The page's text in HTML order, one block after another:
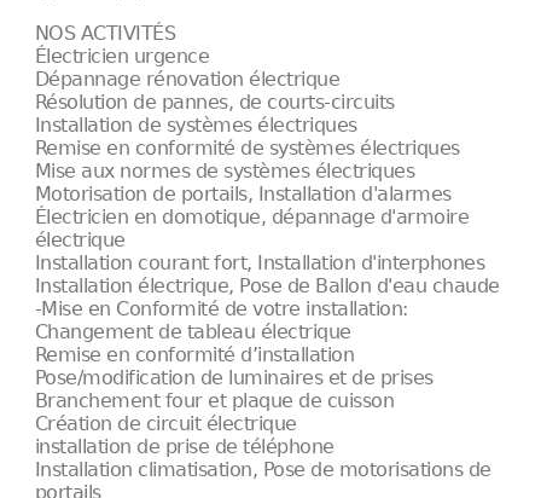
NOS ACTIVITÉS
Électricien urgence
Dépannage rénovation électrique
Résolution de pannes, de courts-circuits
Installation de systèmes électriques
Remise en conformité de systèmes électriques
Mise aux normes de systèmes électriques
Motorisation de portails, Installation d'alarmes
Électricien en domotique, dépannage d'armoire
électrique
Installation courant fort, Installation d'interphones
Installation électrique, Pose de Ballon d'eau chaude
-Mise en Conformité de votre installation:
Changement de tableau électrique
Remise en conformité d’installation
Pose/modification de luminaires et de prises
Branchement four et plaque de cuisson
Création de circuit électrique
installation de prise de téléphone
Installation climatisation, Pose de motorisations de
portails